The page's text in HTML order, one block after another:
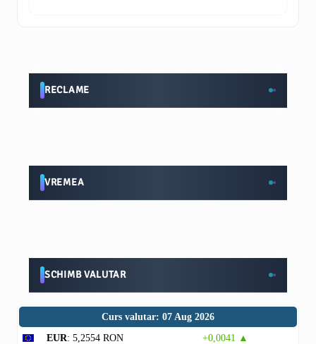
RECLAME
VREMEA
SCHIMB VALUTAR
Curs valutar: 07 Aug 2026
EUR: 5,2554 RON
+0,0041 ▲